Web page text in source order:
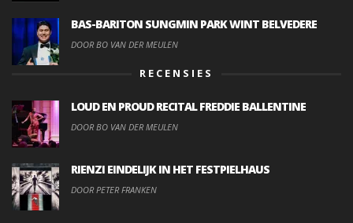
BAS-BARITON SUNGMIN PARK WINT BELVEDERE
DOOR BO VAN DER MEULEN
RECENSIES
LOUD EN PROUD RECITAL FREDDIE BALLENTINE
DOOR BO VAN DER MEULEN
RIENZI EINDELIJK IN HET FESTPIELHAUS
DOOR PETER FRANKEN